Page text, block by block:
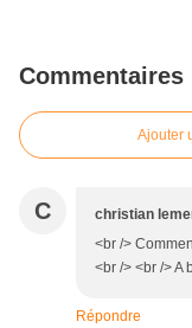
Commentaires
Ajouter
C christian
<br />
<br /> <br /> A
Répondre